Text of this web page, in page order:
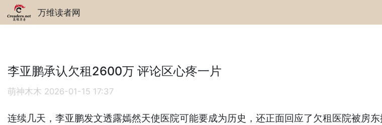
万维读者网
李亚鹏承认欠租2600万 评论区心疼一片
萌神木木 2026-01-15 17:37
连续几天，李亚鹏发文透露嫣然天使医院可能要成为历史，还正面回应了欠租医院被房